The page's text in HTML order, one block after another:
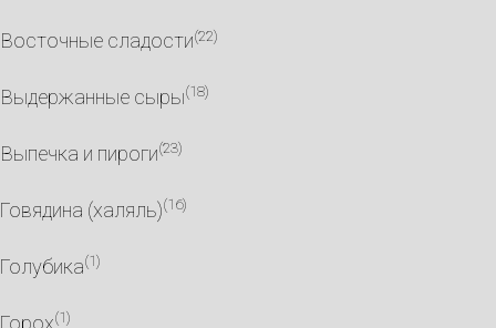
Восточные сладости(22)
Выдержанные сыры(18)
Выпечка и пироги(23)
Говядина (халяль)(16)
Голубика(1)
Горох(1)